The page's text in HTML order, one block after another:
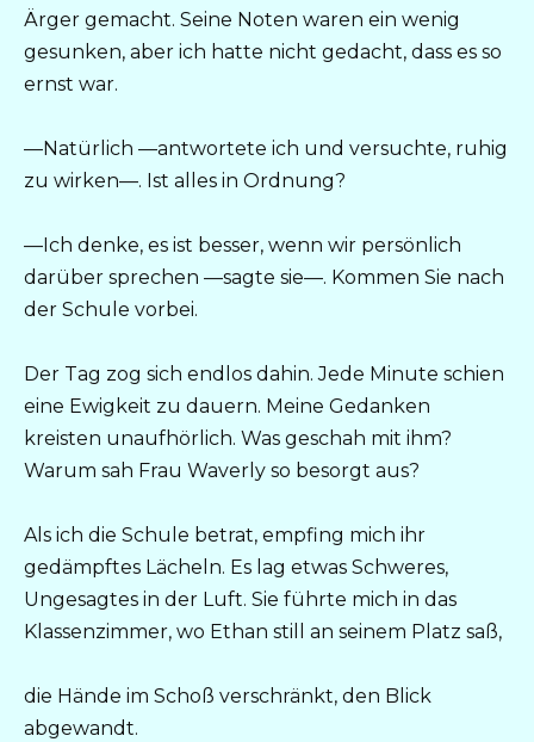
Ärger gemacht. Seine Noten waren ein wenig
gesunken, aber ich hatte nicht gedacht, dass es so
ernst war.
—Natürlich —antwortete ich und versuchte, ruhig
zu wirken—. Ist alles in Ordnung?
—Ich denke, es ist besser, wenn wir persönlich
darüber sprechen —sagte sie—. Kommen Sie nach
der Schule vorbei.
Der Tag zog sich endlos dahin. Jede Minute schien
eine Ewigkeit zu dauern. Meine Gedanken
kreisten unaufhörlich. Was geschah mit ihm?
Warum sah Frau Waverly so besorgt aus?
Als ich die Schule betrat, empfing mich ihr
gedämpftes Lächeln. Es lag etwas Schweres,
Ungesagtes in der Luft. Sie führte mich in das
Klassenzimmer, wo Ethan still an seinem Platz saß,
die Hände im Schoß verschränkt, den Blick
abgewandt.